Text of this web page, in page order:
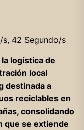
42 Segundo/s
logística de
local
destinada a
reciclables en
consolidando
que se extiende